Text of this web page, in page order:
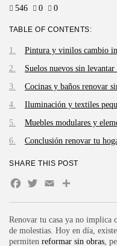
Renovar tu casa ya no implica
de molestias. Hoy en día,
permiten reformar sin obras ,
546 0 0
TABLE OF CONTENTS:
Pintura y vinilos cambio
Suelos nuevos sin
Cocinas y baños renovar
Iluminación y textiles
Muebles modulares y
Conclusión renovar tu
SHARE THIS POST
Facebook
Twitter
Email